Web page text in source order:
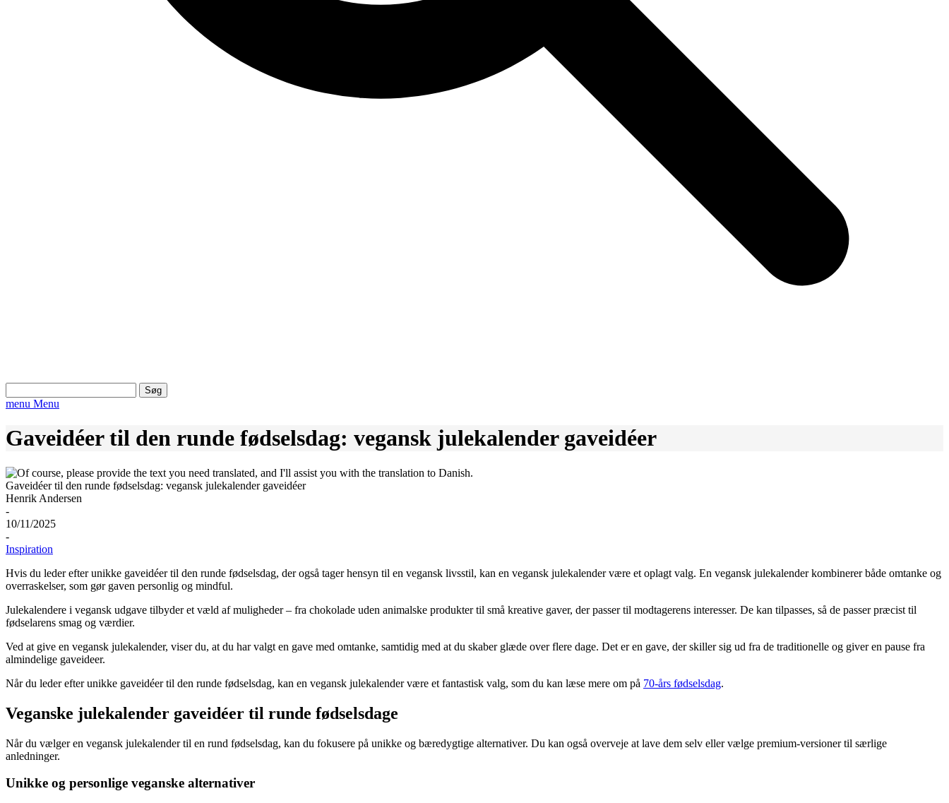
efter:
menu Menu
Gaveidéer til den runde fødselsdag: vegansk julekalender gaveidéer
Gaveidéer til den runde fødselsdag: vegansk julekalender gaveidéer
Henrik Andersen
-
10/11/2025
-
Inspiration
Hvis du leder efter unikke gaveidéer til den runde fødselsdag, der også tager hensyn til en vegansk livsstil, kan en vegansk julekalender være et oplagt valg. En vegansk julekalender kombinerer både omtanke og
overraskelser, som gør gaven personlig og mindful.
Julekalendere i vegansk udgave tilbyder et væld af muligheder – fra chokolade uden animalske produkter til små kreative gaver, der passer til modtagerens interesser. De kan tilpasses, så de passer præcist til
fødselarens smag og værdier.
Ved at give en vegansk julekalender, viser du, at du har valgt en gave med omtanke, samtidig med at du skaber glæde over flere dage. Det er en gave, der skiller sig ud fra de traditionelle og giver en pause fra
almindelige gaveideer.
Når du leder efter unikke gaveidéer til den runde fødselsdag, kan en vegansk julekalender være et fantastisk valg, som du kan læse mere om på 70-års fødselsdag.
Veganske julekalender gaveidéer til runde fødselsdage
Når du vælger en vegansk julekalender til en rund fødselsdag, kan du fokusere på unikke og bæredygtige alternativer. Du kan også overveje at lave dem selv eller vælge premium-versioner til særlige
anledninger.
Unikke og personlige veganske alternativer